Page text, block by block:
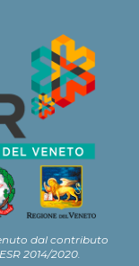
dal contributo
2014/2020.